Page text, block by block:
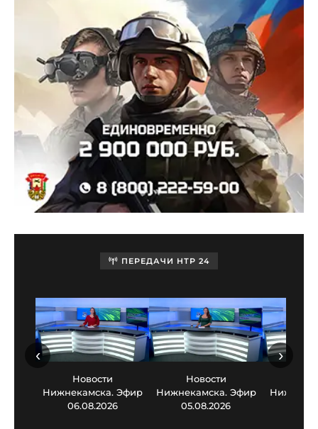
ПЕРЕДАЧИ НТР 24
Новости
Нижнекамска. Эфир
06.08.2026
Новости
Нижнекамска. Эфир
05.08.2026
‹ ›